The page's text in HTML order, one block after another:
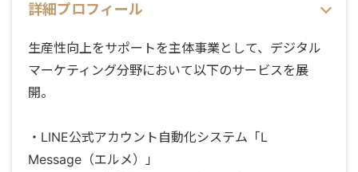
詳細プロフィール
生産性向上をサポートを主体事業として、デジタル
マーケティング分野において以下のサービスを展
開。
・LINE公式アカウント自動化システム「L
Message（エルメ）」